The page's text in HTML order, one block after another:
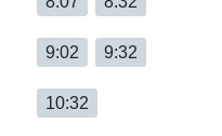
9:02 9:32
10:32